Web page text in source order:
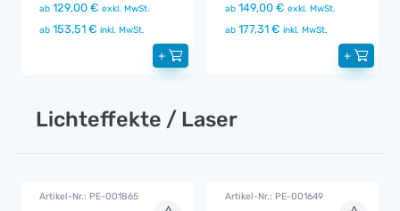
ab 129,00 € exkl. MwSt.
ab 153,51 € inkl. MwSt.
+
ab 149,00 € exkl. MwSt.
ab 177,31 € inkl. MwSt.
+
Lichteffekte / Laser
Artikel-Nr.: PE-001865 Artikel-Nr.: PE-001649